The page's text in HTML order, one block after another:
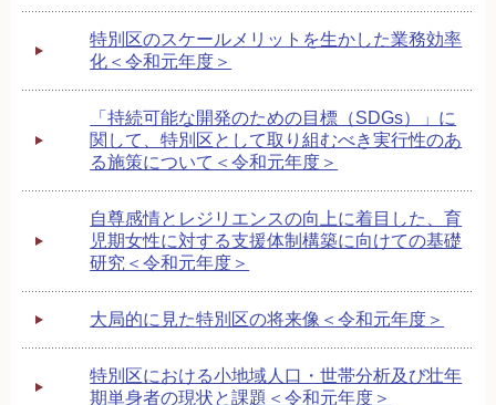
特別区のスケールメリットを生かした業務効率
化＜令和元年度＞
「持続可能な開発のための目標（SDGs）」に
関して、特別区として取り組むべき実行性のあ
る施策について＜令和元年度＞
自尊感情とレジリエンスの向上に着目した、育
児期女性に対する支援体制構築に向けての基礎
研究＜令和元年度＞
大局的に見た特別区の将来像＜令和元年度＞
特別区における小地域人口・世帯分析及び壮年
期単身者の現状と課題＜令和元年度＞